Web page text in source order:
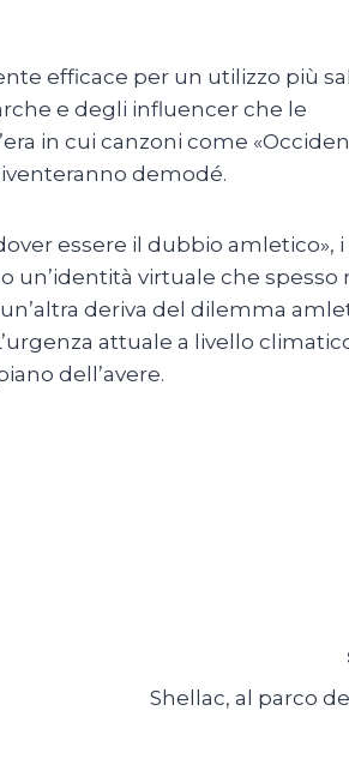
efficace per un utilizzo più
e degli influencer che le
in cui canzoni come
demodé.
essere il dubbio amletico», i
virtuale che spesso
deriva del dilemma
attuale a livello
dell’avere.
Shellac, al parco